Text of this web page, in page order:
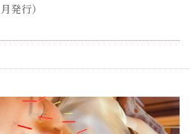
月発行）